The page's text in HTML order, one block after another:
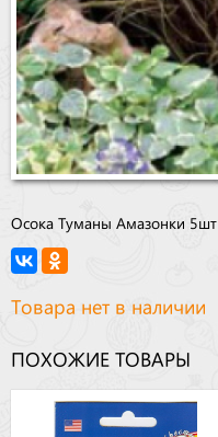
Осока Туманы Амазонки 5шт
Товара нет в наличии
ПОХОЖИЕ ТОВАРЫ